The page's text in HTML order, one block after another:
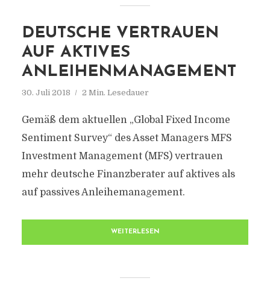
DEUTSCHE VERTRAUEN
AUF AKTIVES
ANLEIHENMANAGEMENT
30. Juli 2018 2 Min. Lesedauer
Gemäß dem aktuellen „Global Fixed Income
Sentiment Survey“ des Asset Managers MFS
Investment Management (MFS) vertrauen
mehr deutsche Finanzberater auf aktives als
auf passives Anleihemanagement.
WEITERLESEN